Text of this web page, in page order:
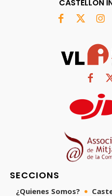
CASTELLÓN
SECCIONS
¿Quienes Somos?